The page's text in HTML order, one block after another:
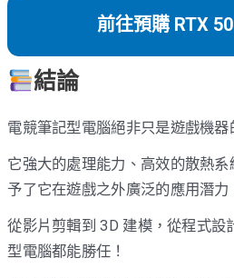
前往預購 RTX
結論
電競筆記型電腦絕非只是遊戲機器
它強大的處理能力、高效的散熱
予了它在遊戲之外廣泛的應用潛力
從影片剪輯到 3D 建模，從程式設
型電腦都能勝任！